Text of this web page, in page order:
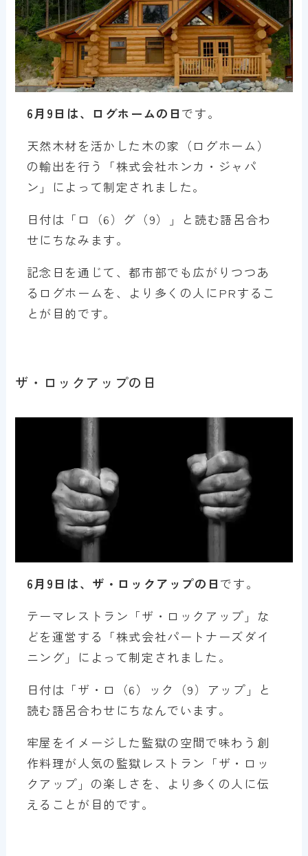
6月9日は、ログホームの日 です。
天然木材を活かした木の家（ログホーム）
の輸出を行う「株式会社ホンカ・ジャパ
ン」によって制定されました。
日付は「ロ（6）グ（9）」と読む語呂合わ
せにちなみます。
記念日を通じて、都市部でも広がりつつあ
るログホームを、より多くの人にPRするこ
とが目的です。
ザ・ロックアップの日
6月9日は、ザ・ロックアップの日 です。
テーマレストラン「ザ・ロックアップ」な
どを運営する「株式会社パートナーズダイ
ニング」によって制定されました。
日付は「ザ・ロ（6）ック（9）アップ」と
読む語呂合わせにちなんでいます。
牢屋をイメージした監獄の空間で味わう創
作料理が人気の監獄レストラン「ザ・ロッ
クアップ」の楽しさを、より多くの人に伝
えることが目的です。